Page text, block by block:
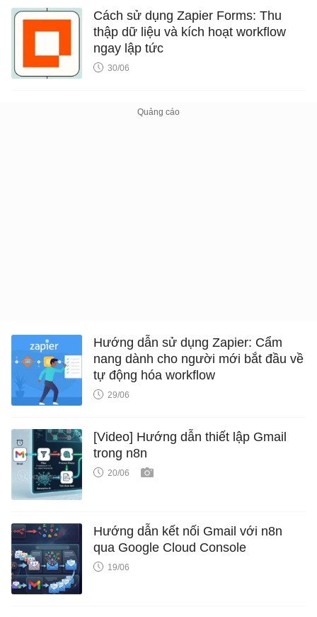
Cách sử dụng Zapier Forms: Thu
thập dữ liệu và kích hoạt workflow
ngay lập tức
30/06
Hướng dẫn sử dụng Zapier: Cẩm
nang dành cho người mới bắt đầu về
tự động hóa workflow
29/06
[Video] Hướng dẫn thiết lập Gmail
trong n8n
20/06
Hướng dẫn kết nối Gmail với n8n
qua Google Cloud Console
19/06